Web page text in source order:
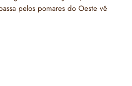
pelos pomares do Oeste vê